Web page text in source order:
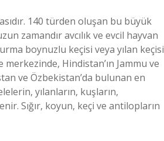
140 türden oluşan bu büyük
zamandır avcılık ve evcil hayvan
boynuzlu keçisi veya yılan keçisi
Hindistan’ın Jammu ve
ve Özbekistan’da bulunan en
yılanların, kuşların,
Sığır, koyun, keçi ve antilopların